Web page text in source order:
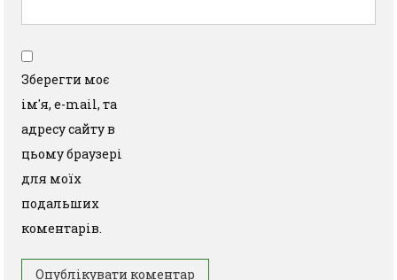
Зберегти моє
ім'я, e-mail, та
адресу сайту в
цьому браузері
для моїх
подальших
коментарів.